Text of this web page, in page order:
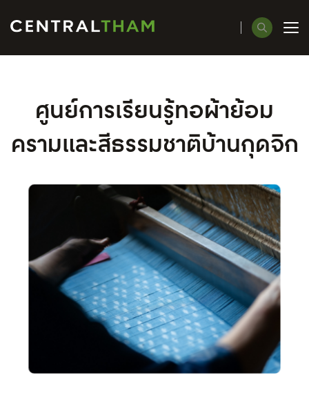
Enhanced by
ศูนย์การเรียนรู้ทอผ้าย้อม
ครามและสีธรรมชาติบ้านกุดจิก